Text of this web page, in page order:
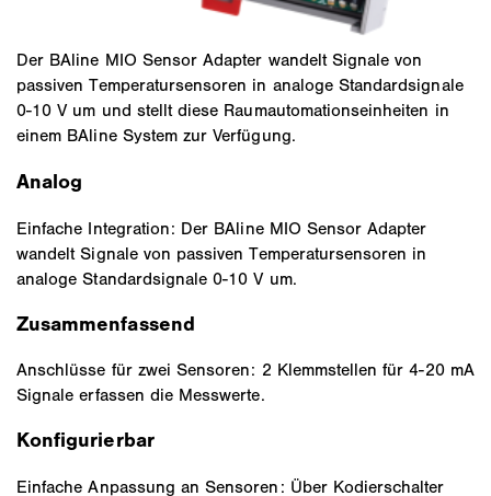
Der BAline MIO Sensor Adapter wandelt Signale von
passiven Temperatursensoren in analoge Standardsignale
0-10 V um und stellt diese Raumautomationseinheiten in
einem BAline System zur Verfügung.
Analog
Einfache Integration: Der BAline MIO Sensor Adapter
wandelt Signale von passiven Temperatursensoren in
analoge Standardsignale 0-10 V um.
Zusammenfassend
Anschlüsse für zwei Sensoren: 2 Klemmstellen für 4-20 mA
Signale erfassen die Messwerte.
Konfigurierbar
Einfache Anpassung an Sensoren: Über Kodierschalter